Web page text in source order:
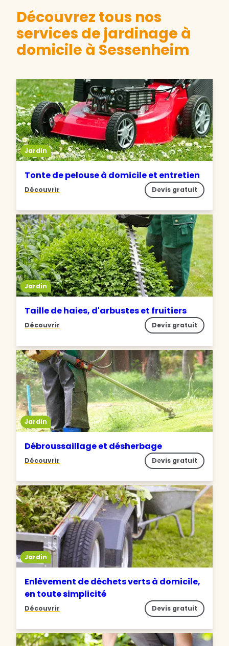
Découvrez tous nos
services de jardinage à
domicile à Sessenheim
Jardin
Tonte de pelouse à domicile et entretien
Découvrir Devis gratuit
Jardin
Taille de haies, d'arbustes et fruitiers
Découvrir Devis gratuit
Jardin
Débroussaillage et désherbage
Découvrir Devis gratuit
Jardin
Enlèvement de déchets verts à domicile,
en toute simplicité
Découvrir Devis gratuit